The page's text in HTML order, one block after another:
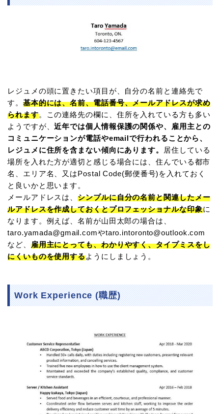
レジュメの頭に置きたい項目が、自分の名前と連絡先で
す。 基本的には、名前、電話番号、メールアドレスが求め
られます。この連絡先の欄に、住所を入れている方も多い
ようですが、近年では個人情報保護の関係や、雇用主との
コミュニケーションが電話やemailで行われることから、
レジュメに住所を含まない傾向にあります。
居住している
場所を入れた方が適切と感じる場合には、住んでいる都市
名、エリア名、又はPostal Code(郵便番号)を入れておく
と良いかと思います。
メールアドレスは、シンプルに自分の名前と関連したメー
ルアドレスを作成しておくとプロフェッショナルな印象に
なります。例えば、名前が山田太郎の場合は、
taro.yamada@gmail.comやtaro.intoronto@outlook.com
など、 雇用主にとっても、わかりやすく、タイプミスをし
にくいものを使用するようにしましょう。
Work Experience (職歴)